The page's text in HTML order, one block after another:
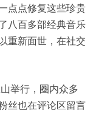
点点修复这些珍贵
八百多部经典音乐
重新面世，在社交
举行，圈内众多
丝也在评论区留言